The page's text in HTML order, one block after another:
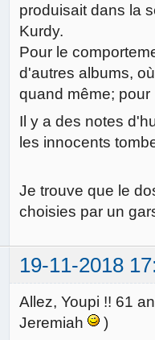
produisait dans la
Kurdy.
Pour le
d'autres albums,
quand même;
Il y a des notes
les innocents
Je trouve que le
choisies par un
19-11-2018
Allez, Youpi !! 61
Jeremiah
)